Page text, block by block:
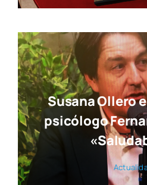
Susana Ollero
psicólogo